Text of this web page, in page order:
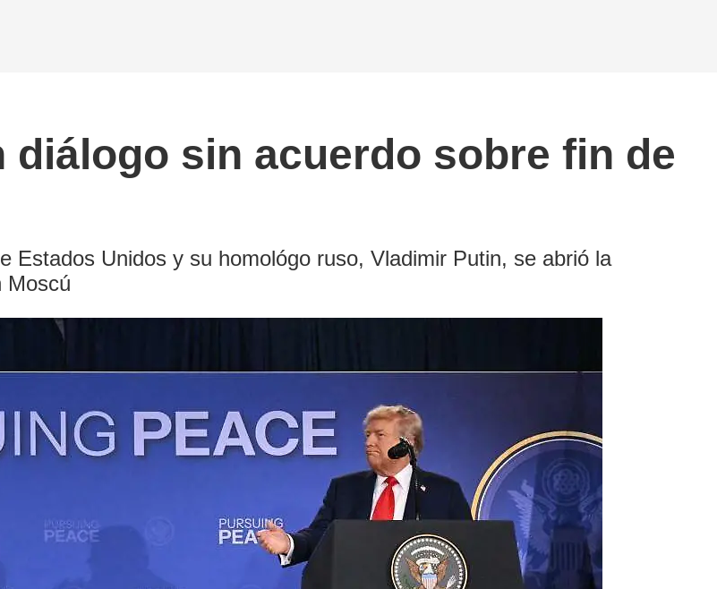
sin acuerdo sobre fin de
Estados Unidos y su homológo ruso, Vladimir Putin, se abrió la
Moscú